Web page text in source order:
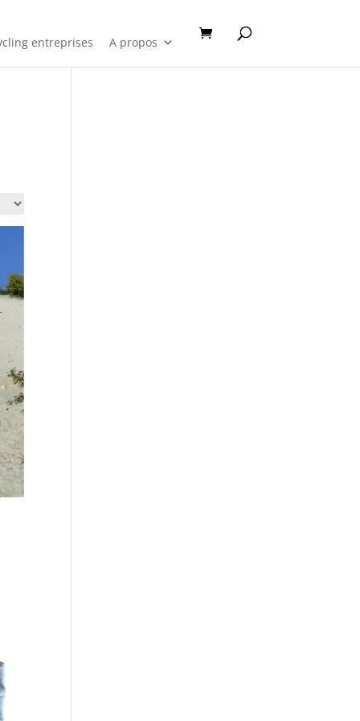
entreprises A propos